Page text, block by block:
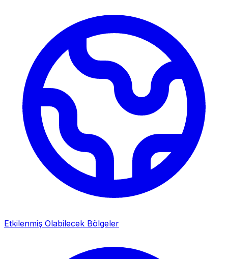
Etkilenmiş Olabilecek Bölgeler